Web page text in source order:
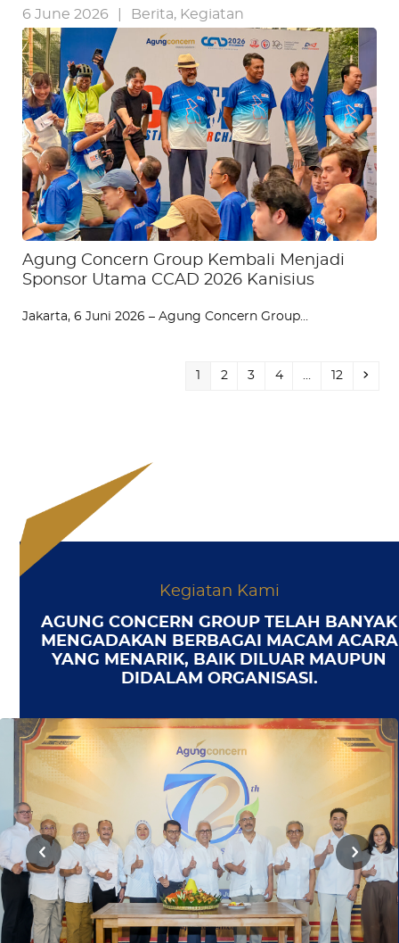
6 June 2026 Berita, Kegiatan
Agung Concern Group Kembali Menjadi
Sponsor Utama CCAD 2026 Kanisius
Jakarta, 6 Juni 2026 – Agung Concern Group…
PagePage
2 Page
3 Page
4 … Page
12 Next
Kegiatan Kami
AGUNG CONCERN GROUP TELAH BANYAK
MENGADAKAN BERBAGAI MACAM ACARA
YANG MENARIK, BAIK DILUAR MAUPUN
DIDALAM ORGANISASI.